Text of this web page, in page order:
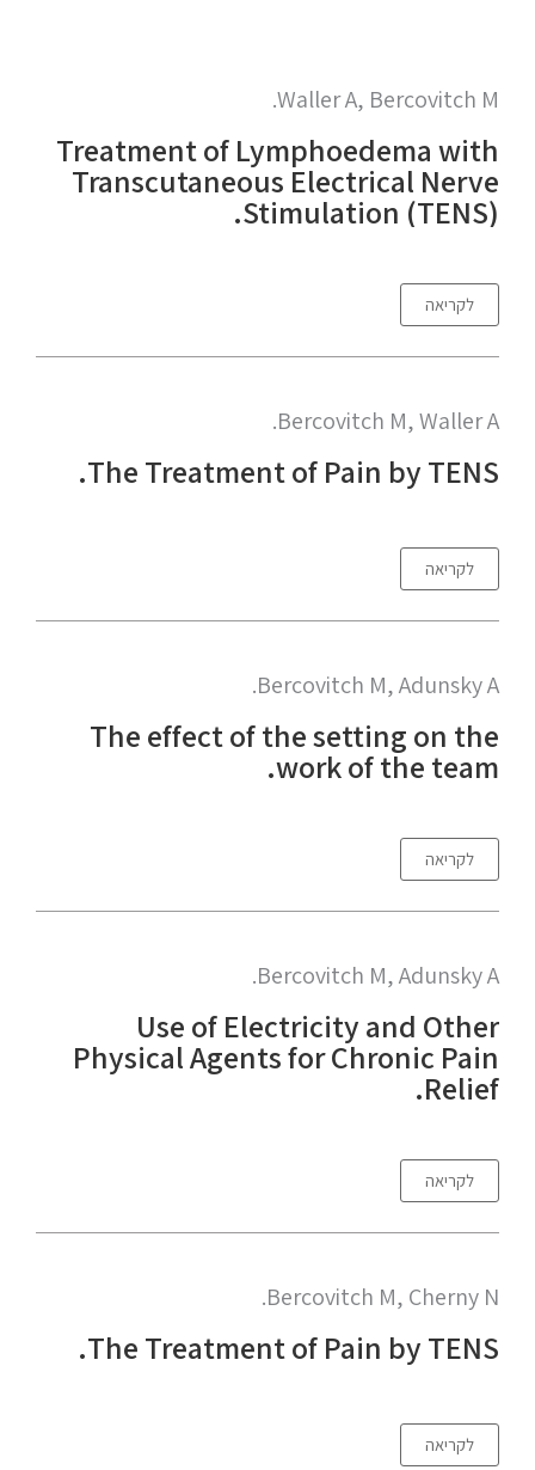
Waller A, Bercovitch M.
Treatment of Lymphoedema with
Transcutaneous Electrical Nerve
Stimulation (TENS).
לקריאה
Bercovitch M, Waller A.
The Treatment of Pain by TENS.
לקריאה
Bercovitch M, Adunsky A.
The effect of the setting on the
work of the team.
לקריאה
Bercovitch M, Adunsky A.
Use of Electricity and Other
Physical Agents for Chronic Pain
Relief.
לקריאה
Bercovitch M, Cherny N.
The Treatment of Pain by TENS.
לקריאה